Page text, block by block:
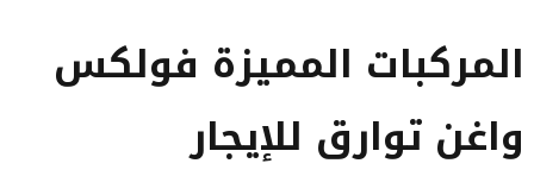
المركبات المميزة فولكس
واغن توارق للإيجار